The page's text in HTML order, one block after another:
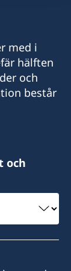
har
innan
med i
hälften
och
består
och